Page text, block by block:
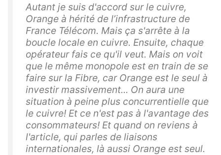
Autant je suis d'accord sur le cuivre,
Orange à hérité de l’infrastructure de
France Télécom. Mais ça s'arrête à la
boucle locale en cuivre. Ensuite, chaque
opérateur fais ce qu'il veut. Mais on voit
que le même monopole est en train de se
faire sur la Fibre, car Orange est le seul à
investir massivement... On aura une
situation à peine plus concurrentielle que
le cuivre! Et ce n'est pas à l'avantage des
consommateurs! Et quand on reviens à
l'article, qui parles de liaisons
internationales, là aussi Orange est seul.